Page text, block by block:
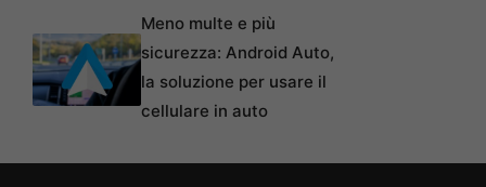
Meno multe e più
sicurezza: Android Auto,
la soluzione per usare il
cellulare in auto